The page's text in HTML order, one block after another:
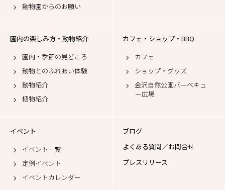
動物園からのお願い
園内の楽しみ方・動物紹介
園内・季節の見どころ
動物とのふれあい体験
動物紹介
植物紹介
カフェ・ショップ・BBQ
カフェ
ショップ・グッズ
金沢自然公園バーベキュ
ー広場
イベント
イベント一覧
定例イベント
イベントカレンダー
ブログ
よくある質問／お問合せ
プレスリリース